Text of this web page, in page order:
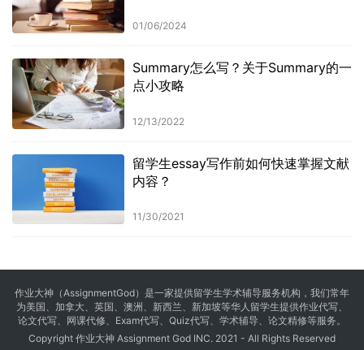
01/06/2024
Summary怎么写？关于Summary的一
点小攻略
12/13/2022
留学生essay写作前如何快速掌握文献
内容？
11/30/2021
作业大神（AssignmentGod）是一家提供留学生学术辅导服务机构，我们常年
为美国、加拿大、英国、澳洲、新西兰、新加坡等华人留学生提供作业代写、
论文代写、网课代修、Exam代写、Quiz代写、学术辅导、论文精修等服务。
Copyright 作业大神 Assignment God INC. 2021 - All Rights Reserved